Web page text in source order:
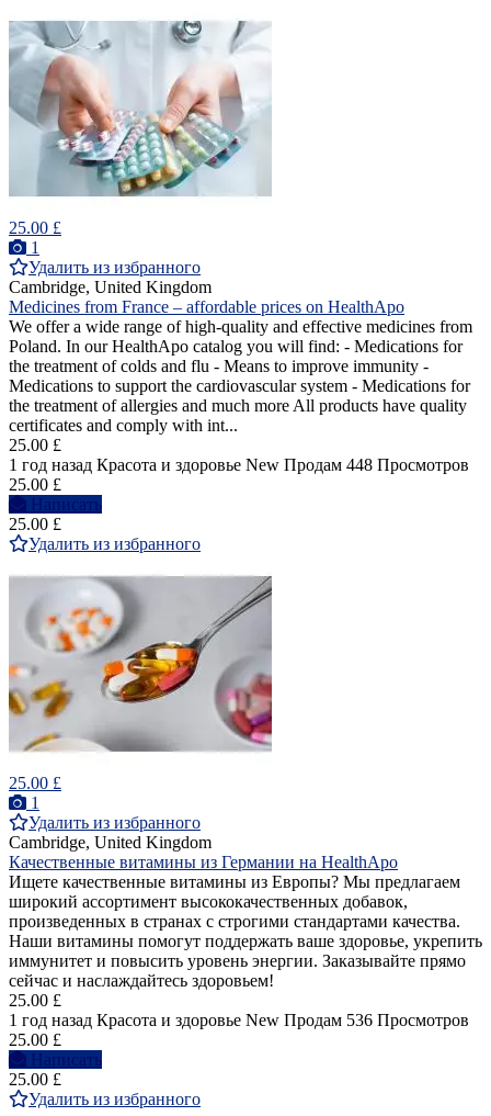
25.00 £
1
Удалить из избранного
Cambridge, United Kingdom
Medicines from France – affordable prices on HealthApo
We offer a wide range of high-quality and effective medicines from
Poland. In our HealthApo catalog you will find: - Medications for
the treatment of colds and flu - Means to improve immunity -
Medications to support the cardiovascular system - Medications for
the treatment of allergies and much more All products have quality
certificates and comply with int...
25.00 £
1 год назад Красота и здоровье New Продам 448 Просмотров
25.00 £
Написать
25.00 £
Удалить из избранного
25.00 £
1
Удалить из избранного
Cambridge, United Kingdom
Качественные витамины из Германии на HealthApo
Ищете качественные витамины из Европы? Мы предлагаем
широкий ассортимент высококачественных добавок,
произведенных в странах с строгими стандартами качества.
Наши витамины помогут поддержать ваше здоровье, укрепить
иммунитет и повысить уровень энергии. Заказывайте прямо
сейчас и наслаждайтесь здоровьем!
25.00 £
1 год назад Красота и здоровье New Продам 536 Просмотров
25.00 £
Написать
25.00 £
Удалить из избранного